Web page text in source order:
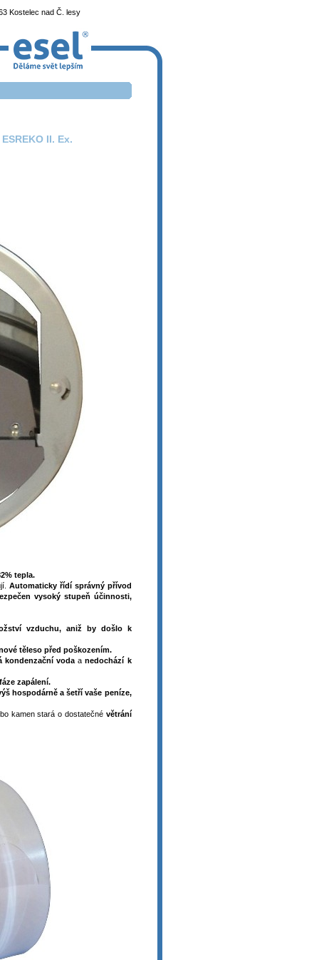
Kostelec nad Č. lesy
II. Ex.
tepla.
Automaticky řídí správný přívod
vysoký stupeň účinnosti,
vzduchu, aniž by došlo k
těleso před poškozením.
kondenzační voda anedochází k
zapálení.
hospodárně a šetří vaše peníze,
kamen stará o dostatečné větrání